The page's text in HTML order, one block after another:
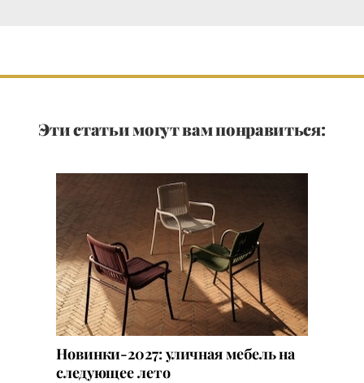
Эти статьи могут вам понравиться:
Новинки-2027: уличная мебель на
следующее лето